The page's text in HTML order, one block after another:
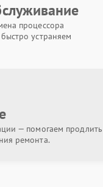
процессора
устраняем
— помогаем продлить
ремонта.